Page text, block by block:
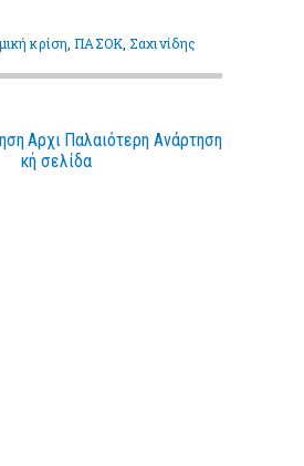
κρίση,ΠΑΣΟΚ, Σαχινίδης
Παλαιότερη Ανάρτηση
Αρχι
κή σελίδα